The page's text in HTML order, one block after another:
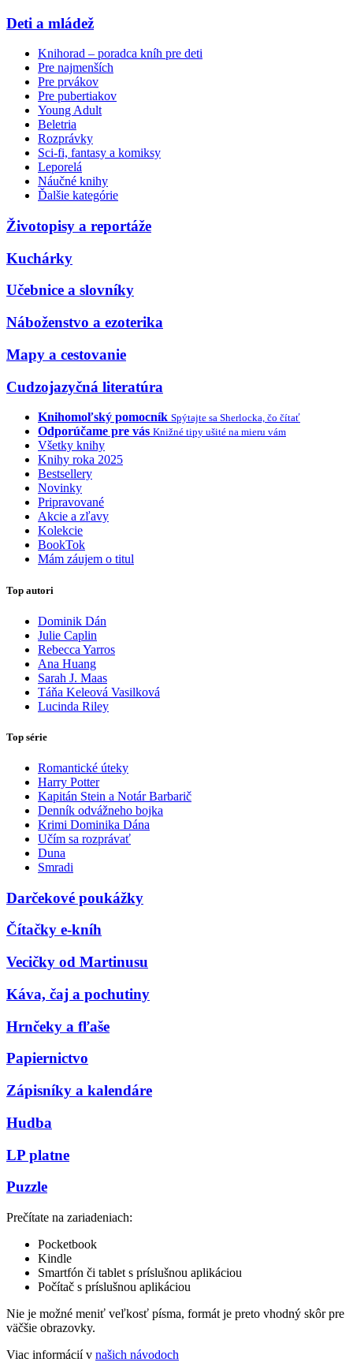
Deti a mládež
Knihorad – poradca kníh pre deti
Pre najmenších
Pre prvákov
Pre pubertiakov
Young Adult
Beletria
Rozprávky
Sci-fi, fantasy a komiksy
Leporelá
Náučné knihy
Ďalšie kategórie
Životopisy a reportáže
Kuchárky
Učebnice a slovníky
Náboženstvo a ezoterika
Mapy a cestovanie
Cudzojazyčná literatúra
Knihomoľský pomocník Spýtajte sa Sherlocka, čo čítať
Odporúčame pre vás Knižné tipy ušité na mieru vám
Všetky knihy
Knihy roka 2025
Bestsellery
Novinky
Pripravované
Akcie a zľavy
Kolekcie
BookTok
Mám záujem o titul
Top autori
Dominik Dán
Julie Caplin
Rebecca Yarros
Ana Huang
Sarah J. Maas
Táňa Keleová Vasilková
Lucinda Riley
Top série
Romantické úteky
Harry Potter
Kapitán Stein a Notár Barbarič
Denník odvážneho bojka
Krimi Dominika Dána
Učím sa rozprávať
Duna
Smradi
Darčekové poukážky
Čítačky e-kníh
Vecičky od Martinusu
Káva, čaj a pochutiny
Hrnčeky a fľaše
Papiernictvo
Zápisníky a kalendáre
Hudba
LP platne
Puzzle
Prečítate na zariadeniach:
Pocketbook
Kindle
Smartfón či tablet s príslušnou aplikáciou
Počítač s príslušnou aplikáciou
Nie je možné meniť veľkosť písma, formát je preto vhodný skôr pre
väčšie obrazovky.
Viac informácií v našich návodoch